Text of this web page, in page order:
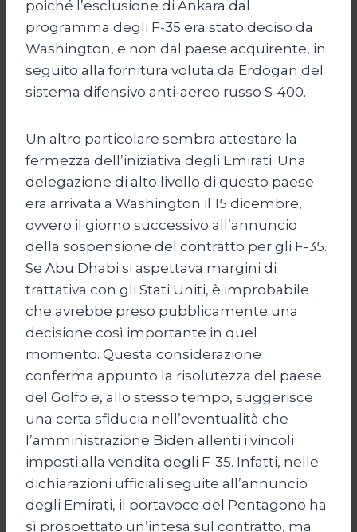
poiché l’esclusione di Ankara dal
programma degli F-35 era stato deciso da
Washington, e non dal paese acquirente, in
seguito alla fornitura voluta da Erdogan del
sistema difensivo anti-aereo russo S-400.
Un altro particolare sembra attestare la
fermezza dell’iniziativa degli Emirati. Una
delegazione di alto livello di questo paese
era arrivata a Washington il 15 dicembre,
ovvero il giorno successivo all’annuncio
della sospensione del contratto per gli F-35.
Se Abu Dhabi si aspettava margini di
trattativa con gli Stati Uniti, è improbabile
che avrebbe preso pubblicamente una
decisione così importante in quel
momento. Questa considerazione
conferma appunto la risolutezza del paese
del Golfo e, allo stesso tempo, suggerisce
una certa sfiducia nell’eventualità che
l’amministrazione Biden allenti i vincoli
imposti alla vendita degli F-35. Infatti, nelle
dichiarazioni ufficiali seguite all’annuncio
degli Emirati, il portavoce del Pentagono ha
sì prospettato un’intesa sul contratto, ma